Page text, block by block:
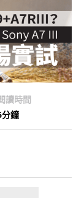
讀時間
鐘